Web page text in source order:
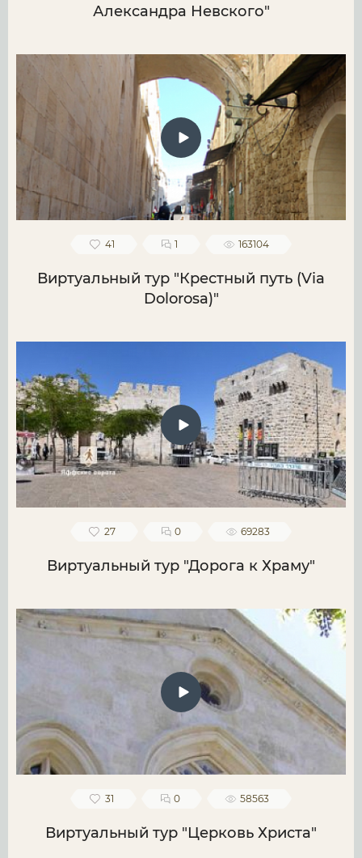
Александра Невского"
41 1 163104
Виртуальный тур "Крестный путь (Via
Dolorosa)"
27 0 69283
Виртуальный тур "Дорога к Храму"
31 0 58563
Виртуальный тур "Церковь Христа"